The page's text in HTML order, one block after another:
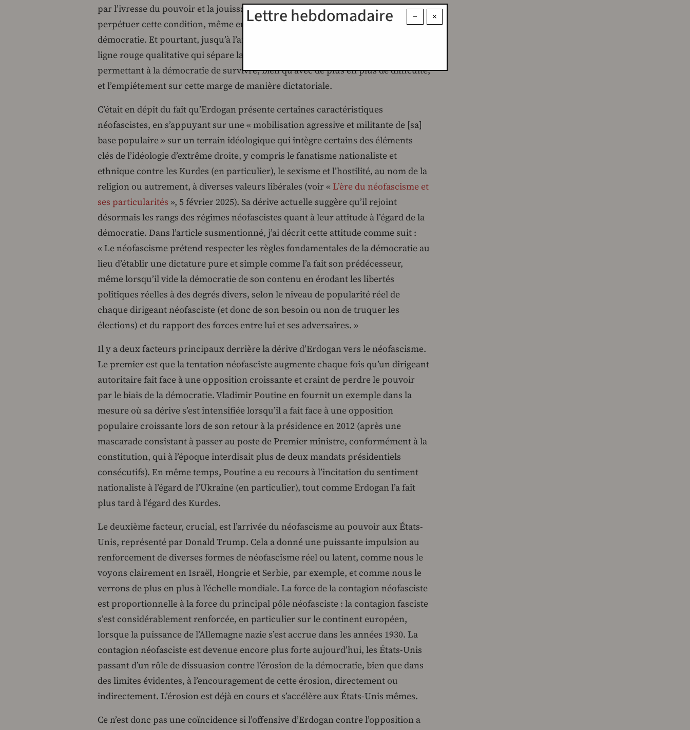
par l’ivresse du pouvoir et la jouissance d’une grande popularité, à vouloir
perpétuer cette condition, même en l’imposant par la force aux dépens de la
démocratie. Et pourtant, jusqu’à l’année dernière, Erdogan n’avait pas franchi la
ligne rouge qualitative qui sépare la préservation d’une marge de liberté
permettant à la démocratie de survivre, bien qu’avec de plus en plus de difficulté,
et l’empiétement sur cette marge de manière dictatoriale.
C’était en dépit du fait qu’Erdogan présente certaines caractéristiques
néofascistes, en s’appuyant sur une « mobilisation agressive et militante de [sa]
base populaire » sur un terrain idéologique qui intègre certains des éléments
clés de l’idéologie d’extrême droite, y compris le fanatisme nationaliste et
ethnique contre les Kurdes (en particulier), le sexisme et l’hostilité, au nom de la
religion ou autrement, à diverses valeurs libérales (voir « L’ère du néofascisme et
ses particularités », 5 février 2025). Sa dérive actuelle suggère qu’il rejoint
désormais les rangs des régimes néofascistes quant à leur attitude à l’égard de la
démocratie. Dans l’article susmentionné, j’ai décrit cette attitude comme suit :
« Le néofascisme prétend respecter les règles fondamentales de la démocratie au
lieu d’établir une dictature pure et simple comme l’a fait son prédécesseur,
même lorsqu’il vide la démocratie de son contenu en érodant les libertés
politiques réelles à des degrés divers, selon le niveau de popularité réel de
chaque dirigeant néofasciste (et donc de son besoin ou non de truquer les
élections) et du rapport des forces entre lui et ses adversaires. »
Il y a deux facteurs principaux derrière la dérive d’Erdogan vers le néofascisme.
Le premier est que la tentation néofasciste augmente chaque fois qu’un dirigeant
autoritaire fait face à une opposition croissante et craint de perdre le pouvoir
par le biais de la démocratie. Vladimir Poutine en fournit un exemple dans la
mesure où sa dérive s’est intensifiée lorsqu’il a fait face à une opposition
populaire croissante lors de son retour à la présidence en 2012 (après une
mascarade consistant à passer au poste de Premier ministre, conformément à la
constitution, qui à l’époque interdisait plus de deux mandats présidentiels
consécutifs). En même temps, Poutine a eu recours à l’incitation du sentiment
nationaliste à l’égard de l’Ukraine (en particulier), tout comme Erdogan l’a fait
plus tard à l’égard des Kurdes.
Le deuxième facteur, crucial, est l’arrivée du néofascisme au pouvoir aux États-
Unis, représenté par Donald Trump. Cela a donné une puissante impulsion au
renforcement de diverses formes de néofascisme réel ou latent, comme nous le
voyons clairement en Israël, Hongrie et Serbie, par exemple, et comme nous le
verrons de plus en plus à l’échelle mondiale. La force de la contagion néofasciste
est proportionnelle à la force du principal pôle néofasciste : la contagion fasciste
s’est considérablement renforcée, en particulier sur le continent européen,
lorsque la puissance de l’Allemagne nazie s’est accrue dans les années 1930. La
contagion néofasciste est devenue encore plus forte aujourd’hui, les États-Unis
passant d’un rôle de dissuasion contre l’érosion de la démocratie, bien que dans
des limites évidentes, à l’encouragement de cette érosion, directement ou
indirectement. L’érosion est déjà en cours et s’accélère aux États-Unis mêmes.
Ce n’est donc pas une coïncidence si l’offensive d’Erdogan contre l’opposition a
×
−
Lettre hebdomadaire